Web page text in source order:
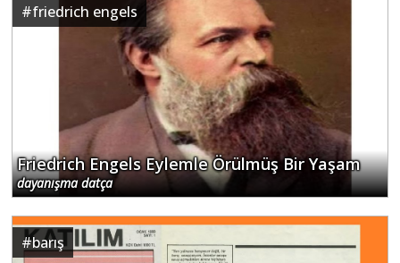
#friedrich engels
Friedrich Engels Eylemle Örülmüş Bir Yaşam
dayanışma datça
#barış